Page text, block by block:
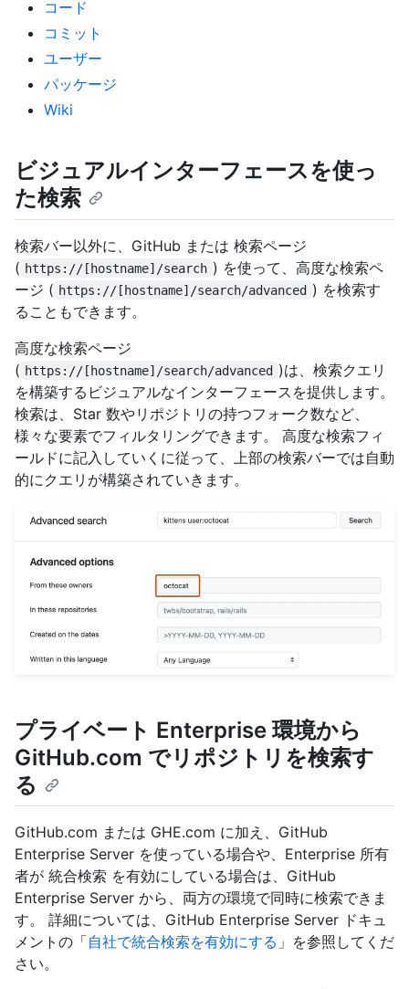
コード
コミット
ユーザー
パッケージ
Wiki
ビジュアルインターフェースを使っ
た検索
検索バー以外に、GitHub または 検索ページ
( https://[hostname]/search ) を使って、高度な検索ペ
ージ ( https://[hostname]/search/advanced ) を検索す
ることもできます。
高度な検索ページ
( https://[hostname]/search/advanced )は、検索クエリ
を構築するビジュアルなインターフェースを提供します。
検索は、Star 数やリポジトリの持つフォーク数など、
様々な要素でフィルタリングできます。 高度な検索フィ
ールドに記入していくに従って、上部の検索バーでは自動
的にクエリが構築されていきます。
プライベート Enterprise 環境から
GitHub.com でリポジトリを検索す
る
GitHub.com または GHE.com に加え、GitHub
Enterprise Server を使っている場合や、Enterprise 所有
者が 統合検索 を有効にしている場合は、GitHub
Enterprise Server から、両方の環境で同時に検索できま
す。 詳細については、GitHub Enterprise Server ドキュ
メントの「自社で統合検索を有効にする 」を参照してくだ
さい。